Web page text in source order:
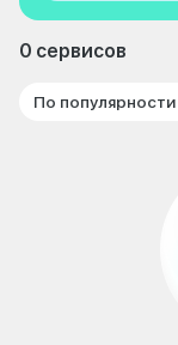
0 сервисов
По популярности